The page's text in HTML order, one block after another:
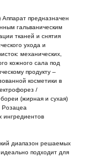
Аппарат предназначен
гальваническим
тканей и снятия
ухода и
механических,
кожного сала под
продукту –
косметики в
/
(жирная и сухая)
Розацеа
ингредиентов
диапазон решаемых
подходит для